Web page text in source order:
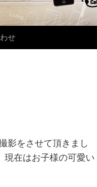
せ
影をさせて頂きまし
現在はお子様の可愛い